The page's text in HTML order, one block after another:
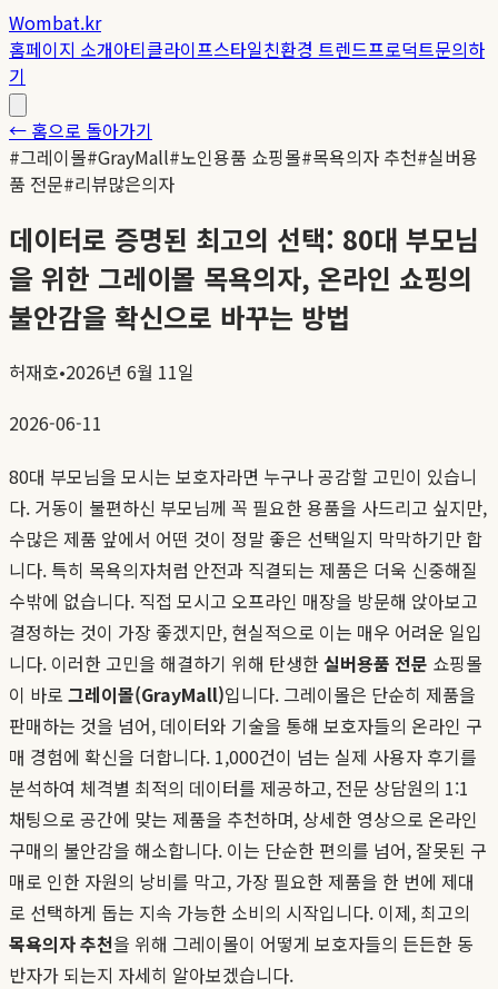
Wombat.kr
홈페이지 소개아티클라이프스타일친환경 트렌드프로덕트문의하
기
← 홈으로 돌아가기
#그레이몰#GrayMall#노인용품 쇼핑몰#목욕의자 추천#실버용
품 전문#리뷰많은의자
데이터로 증명된 최고의 선택: 80대 부모님
을 위한 그레이몰 목욕의자, 온라인 쇼핑의
불안감을 확신으로 바꾸는 방법
허재호•2026년 6월 11일
2026-06-11
80대 부모님을 모시는 보호자라면 누구나 공감할 고민이 있습니
다. 거동이 불편하신 부모님께 꼭 필요한 용품을 사드리고 싶지만,
수많은 제품 앞에서 어떤 것이 정말 좋은 선택일지 막막하기만 합
니다. 특히 목욕의자처럼 안전과 직결되는 제품은 더욱 신중해질
수밖에 없습니다. 직접 모시고 오프라인 매장을 방문해 앉아보고
결정하는 것이 가장 좋겠지만, 현실적으로 이는 매우 어려운 일입
니다. 이러한 고민을 해결하기 위해 탄생한실버용품 전문 쇼핑몰
이 바로 그레이몰(GrayMall)입니다. 그레이몰은 단순히 제품을
판매하는 것을 넘어, 데이터와 기술을 통해 보호자들의 온라인 구
매 경험에 확신을 더합니다. 1,000건이 넘는 실제 사용자 후기를
분석하여 체격별 최적의 데이터를 제공하고, 전문 상담원의 1:1
채팅으로 공간에 맞는 제품을 추천하며, 상세한 영상으로 온라인
구매의 불안감을 해소합니다. 이는 단순한 편의를 넘어, 잘못된 구
매로 인한 자원의 낭비를 막고, 가장 필요한 제품을 한 번에 제대
로 선택하게 돕는 지속 가능한 소비의 시작입니다. 이제, 최고의
목욕의자 추천을 위해 그레이몰이 어떻게 보호자들의 든든한 동
반자가 되는지 자세히 알아보겠습니다.